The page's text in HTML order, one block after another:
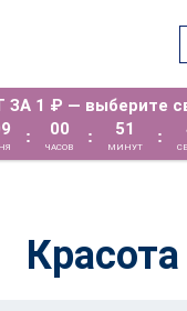
1 ₽ — выберите
: 00
ЧАСОВ
: 51
МИНУТ
:
Красота